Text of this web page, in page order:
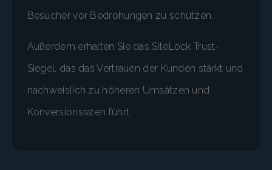
Besucher vor Bedrohungen zu schützen.
Außerdem erhalten Sie das SiteLock Trust-
Siegel, das das Vertrauen der Kunden stärkt und
nachweislich zu höheren Umsätzen und
Konversionsraten führt.